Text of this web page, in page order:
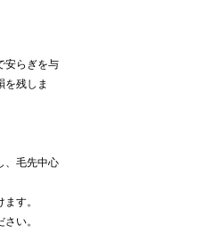
安らぎを与
を残しま
、毛先中心
す。
い。